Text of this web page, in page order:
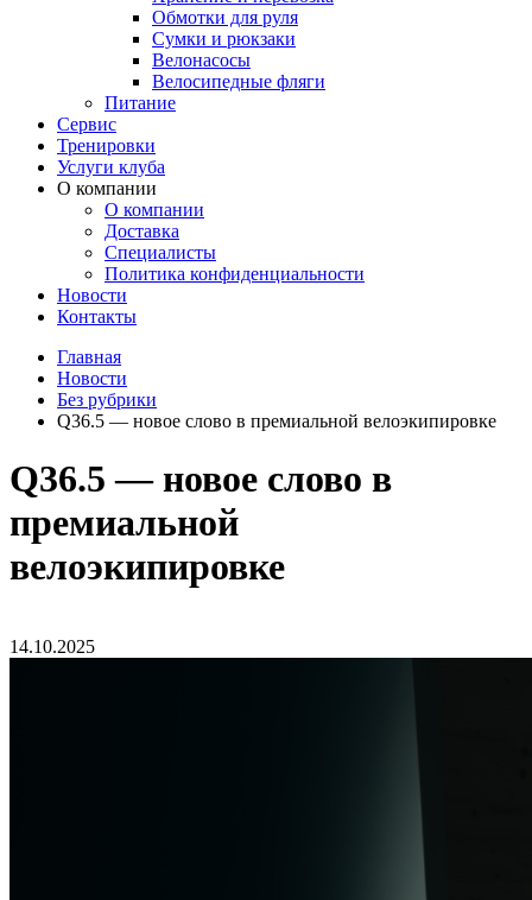
Обмотки для руля
Сумки и рюкзаки
Велонасосы
Велосипедные фляги
Питание
Сервис
Тренировки
Услуги клуба
О компании
О компании
Доставка
Специалисты
Политика конфиденциальности
Новости
Контакты
Главная
Новости
Без рубрики
Q36.5 — новое слово в премиальной велоэкипировке
Q36.5 — новое слово в
премиальной
велоэкипировке
14.10.2025